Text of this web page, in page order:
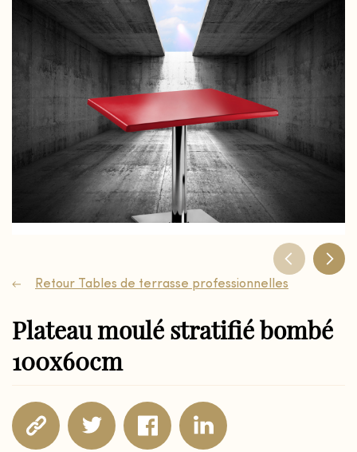
Retour Tables de terrasse professionnelles
Plateau moulé stratifié bombé
100x60cm